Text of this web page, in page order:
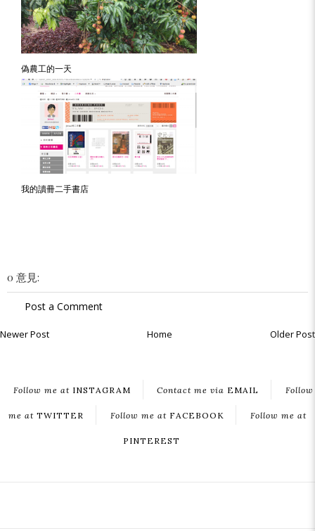
偽農工的一天
我的讀冊二手書店
0 意見:
Post a Comment
Newer Post Older Post
Home
Follow me atINSTAGRAM Contact me via EMAIL Follow
me atTWITTER Follow me atFACEBOOK Follow me at
PINTEREST